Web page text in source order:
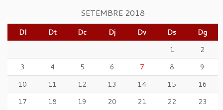
SETEMBRE 2018
Dl Dt Dc Dj Dv Ds
Dg
1
2
3
4 5 6 7 8
9
10
11 12 13 14 15
16
17
18 19 20 21 22
23